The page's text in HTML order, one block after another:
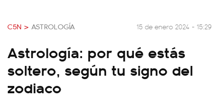
C5N > ASTROLOGÍA 15 de enero 2024 - 15:29
Astrología: por qué estás
soltero, según tu signo del
zodiaco